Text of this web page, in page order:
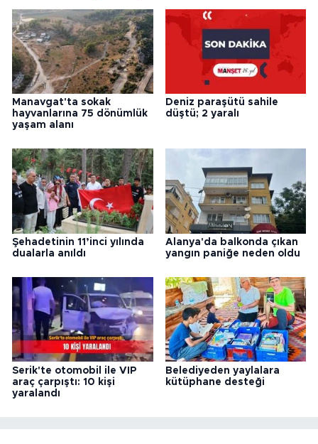
Manavgat'ta sokak
hayvanlarına 75 dönümlük
yaşam alanı
Deniz paraşütü sahile
düştü; 2 yaralı
Şehadetinin 11’inci yılında
dualarla anıldı
Alanya'da balkonda çıkan
yangın paniğe neden oldu
Serik'te otomobil ile VIP
araç çarpıştı: 10 kişi
yaralandı
Belediyeden yaylalara
kütüphane desteği